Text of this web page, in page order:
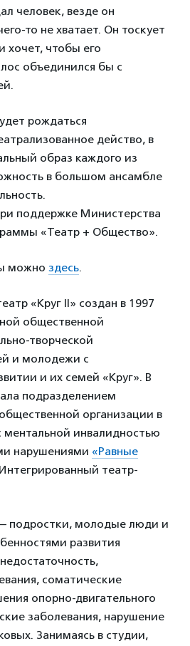
человек, везде он
то не хватает. Он тоскует
хочет, чтобы его
объединился бы с
рождаться
действо, в
образ каждого из
в большом ансамбле
поддержке Министерства
«Театр + Общество».
можно здесь.
«Круг II» создан в 1997
общественной
творческой
и молодежи с
и их семей «Круг». В
подразделением
организации в
инвалидностью
нарушениями «Равные
театр-
подростки, молодые люди и
развития
соматические
опорно-двигательного
заболевания, нарушение
Занимаясь в студии,